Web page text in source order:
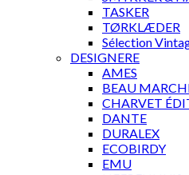
TASKER
TØRKLÆDER
Sélection
DESIGNERE
AMES
BEAU
CHARVET
DANTE
DURALEX
ECOBIRDY
EMU